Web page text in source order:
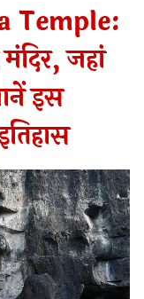
Temple:
जहां
इस